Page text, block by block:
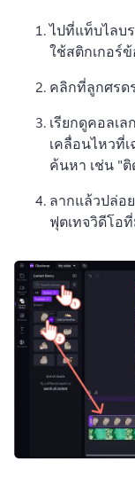
ไปที่แท็บไลบ
ใช้สติกเกอร์
คลิกที่ลูกศรด
เรียกดูคอลเ
เคลื่อนไหวที่
ค้นหา เช่น "
ลากแล้วปล่อ
ฟุตเทจวิดีโอ